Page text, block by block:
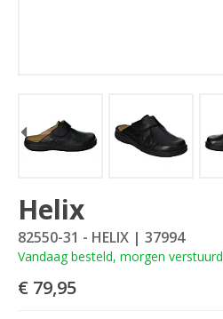
Helix
82550-31 - HELIX | 37994
Vandaag besteld, morgen verstuurd
€ 79,95